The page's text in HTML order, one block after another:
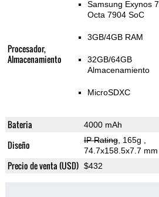
Procesador,
Almacenamiento
Samsung Exynos 7
Octa 7904 SoC
3GB/4GB RAM
32GB/64GB
Almacenamiento
MicroSDXC
Bateria 4000 mAh
Diseño IP Rating, 165g
74.7x158.5x7.7 mm
Precio de venta (USD) $432